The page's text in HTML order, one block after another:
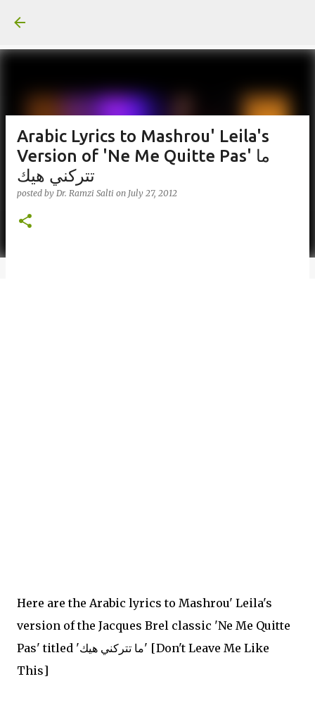
Arabic Lyrics to Mashrou' Leila's
Version of 'Ne Me Quitte Pas' ما
تتركني هيك
posted by Dr. Ramzi Salti on July 27, 2012
Here are the Arabic lyrics to Mashrou' Leila's
version of the Jacques Brel classic 'Ne Me Quitte
Pas' titled 'ما تتركني هيك' [Don't Leave Me Like
This]